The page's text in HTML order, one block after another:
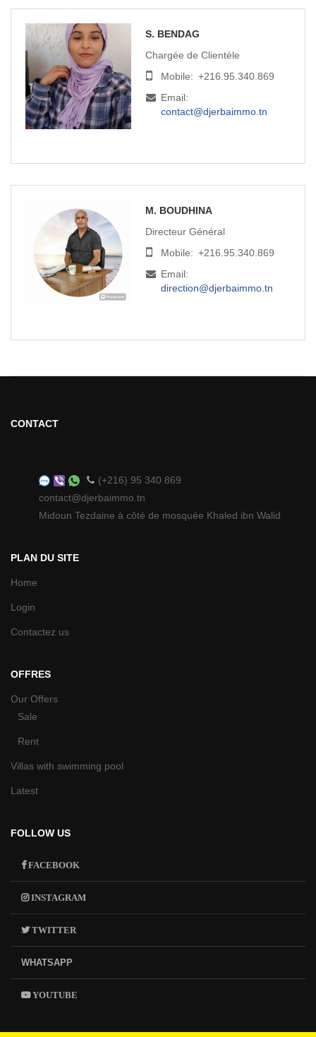
S. BENDAG
Chargée de Clientèle
Mobile: +216.95.340.869
Email:
contact@djerbaimmo.tn
M. BOUDHINA
Directeur Général
Mobile: +216.95.340.869
Email:
direction@djerbaimmo.tn
CONTACT
(+216) 95 340 869
contact@djerbaimmo.tn
Midoun Tezdaine à côté de mosquée Khaled ibn Walid
PLAN DU SITE
Home
Login
Contactez us
OFFRES
Our Offers
Sale
Rent
Villas with swimming pool
Latest
FOLLOW US
FACEBOOK
INSTAGRAM
TWITTER
WHATSAPP
YOUTUBE